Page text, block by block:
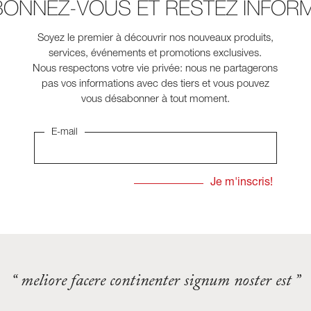
VOUS ET RESTEZ
Soyez le premier à découvrir nos nouveaux produits,
services, événements et promotions exclusives.
Nous respectons votre vie privée: nous ne partagerons
pas vos informations avec des tiers et vous pouvez
vous désabonner à tout moment.
E-mail
“ meliore facere continenter signum noster est ”